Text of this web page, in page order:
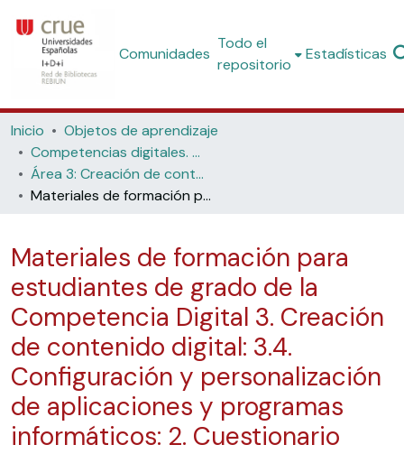
Comunidades
Todo el
repositorio
Estadísticas
Inicio
Objetos de aprendizaje
Competencias digitales. Materiales formativos para estudiantes de grado
Área 3: Creación de contenido digital
Materiales de formación para estudiantes de grado de la Competencia Digital 3. Creación de contenido digital: 3.4. Configuración y personalización de aplicaciones y programas informáticos: 2. Cuestionario
Materiales de formación para
estudiantes de grado de la
Competencia Digital 3. Creación
de contenido digital: 3.4.
Configuración y personalización
de aplicaciones y programas
informáticos: 2. Cuestionario